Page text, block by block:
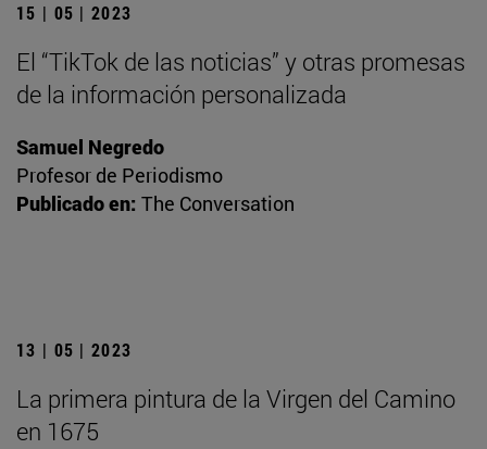
15 | 05 | 2023
El “TikTok de las noticias” y otras promesas
de la información personalizada
Samuel Negredo
Profesor de Periodismo
Publicado en: The Conversation
13 | 05 | 2023
La primera pintura de la Virgen del Camino
en 1675